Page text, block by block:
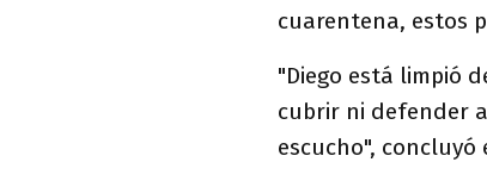
cuarentena, estos
"Diego está limpió
cubrir ni defender
escucho", concluyó